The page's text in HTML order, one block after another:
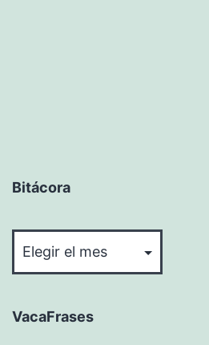
Bitácora
VacaFrases